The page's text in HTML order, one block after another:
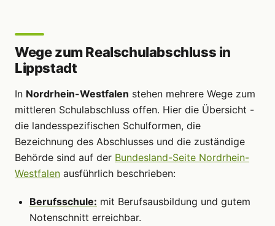
Wege zum Realschulabschluss in
Lippstadt
In Nordrhein-Westfalen stehen mehrere Wege zum
mittleren Schulabschluss offen. Hier die Übersicht -
die landesspezifischen Schulformen, die
Bezeichnung des Abschlusses und die zuständige
Behörde sind auf der Bundesland-Seite Nordrhein-
Westfalen ausführlich beschrieben:
Berufsschule: mit Berufsausbildung und gutem
Notenschnitt erreichbar.